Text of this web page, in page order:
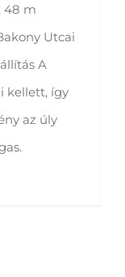
48 m
Utcai
A
kellett, így
az úly